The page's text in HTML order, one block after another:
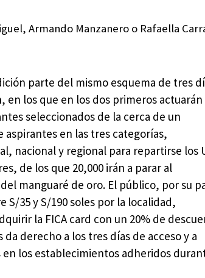
Armando Manzanero o Rafaella
parte del mismo esquema de tres
en los que en los dos primeros actuarán
seleccionados de la cerca de un
aspirantes en las tres categorías,
nacional y regional para repartirse los
de los que 20,000 irán a parar al
manguaré de oro. El público, por su
S/35 y S/190 soles por la localidad,
la FICA card con un 20% de
da derecho a los tres días de acceso y a
en los establecimientos adheridos